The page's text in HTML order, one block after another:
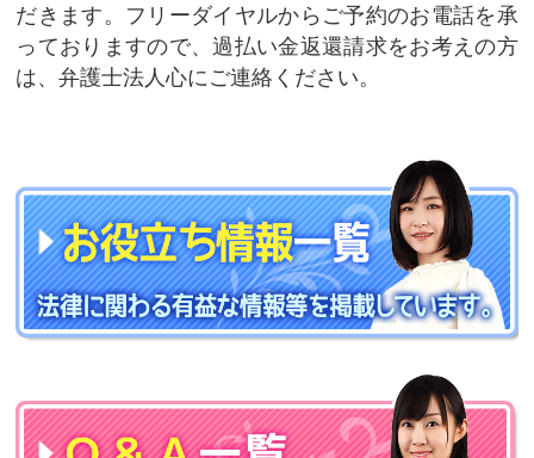
だきます。フリーダイヤルからご予約のお電話を承
っておりますので、過払い金返還請求をお考えの方
は、弁護士法人心にご連絡ください。